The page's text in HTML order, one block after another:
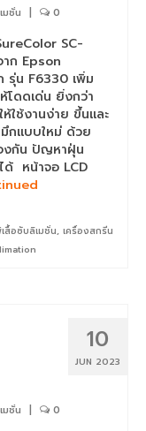
องรีดร้อน
รื่องรีดร้อน
รื่องรีดร้อน
75
+ HeatRoller
มชั่น 0
SC-
ก Epson
รุ่น F6330 เพิ่ม
ดดเด่น ยิ่งกว่า
ใช้งานง่าย ขึ้นและ
กแบบใหม่ ด้วย
งกัน ปัญหาฝุ่น
ด้ หน้าจอ LCD
สื้อซับลิเมชั่น, เครื่องสกรีน
10
JUN 2023
มชั่น 0